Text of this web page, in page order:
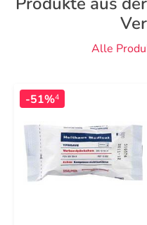
Alle
-51%4